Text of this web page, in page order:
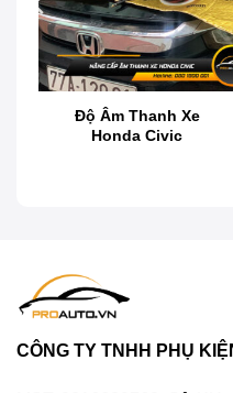
xứng đáng được
Tuy nhiên, việc đầu
Honda Accord như
Độ Âm Thanh Xe
Honda Civic
CÔNG TY TNHH PHỤ